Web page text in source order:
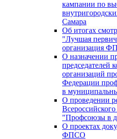
кампании по
Самара
Об итогах
"Лучшая
организация
О назначении
председателей
организаций
Федерации
в
О проведении
"Профсоюзы в
О проектах
ФПСО